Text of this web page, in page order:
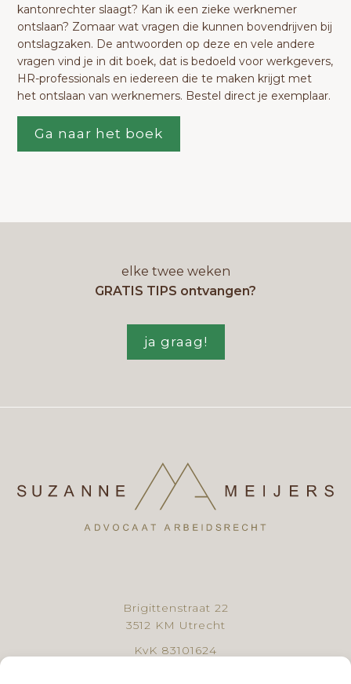
kantonrechter slaagt? Kan ik een zieke werknemer
ontslaan? Zomaar wat vragen die kunnen bovendrijven bij
ontslagzaken. De antwoorden op deze en vele andere
vragen vind je in dit boek, dat is bedoeld voor werkgevers,
HR-professionals en iedereen die te maken krijgt met
het ontslaan van werknemers. Bestel direct je exemplaar.
Ga naar het boek
elke twee weken
GRATIS TIPS ontvangen?
ja graag!
Brigittenstraat 22
3512 KM Utrecht
KvK 83101624